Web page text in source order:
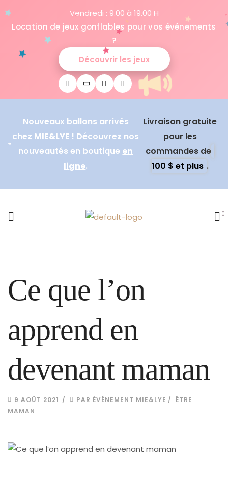
Vendredi : 9.00 à 19.00 H
Location de jeux gonflables pour vos événements
?
Découvrir les jeux
Nouveaux ballons arrivés
chez MIE&LYE ! Découvrez nos
nouveautés en boutique en
ligne.
Livraison gratuite
pour les
commandes de
100 $ et plus .
0
Ce que l’on
apprend en
devenant maman
9 AOÛT 2021 PAR ÉVÉNEMENT MIE&LYE
ÊTRE
MAMAN